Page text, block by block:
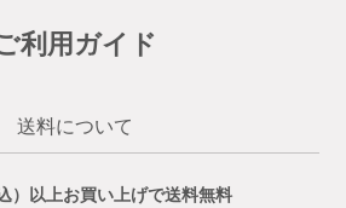
利用ガイド
送料について
）以上お買い上げで送料無料